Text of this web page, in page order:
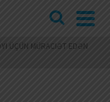
ÜÇÜN MÜRACIƏT EDƏN